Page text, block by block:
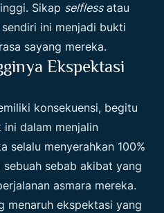
Sikap selflessatau
ini menjadi bukti
sayang mereka.
Ekspektasi
konsekuensi, begitu
dalam menjalin
selalu menyerahkan 100%
sebab akibat yang
asmara mereka.
menaruh ekspektasi yang